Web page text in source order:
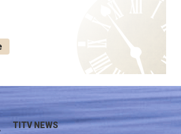
TITV NEWS